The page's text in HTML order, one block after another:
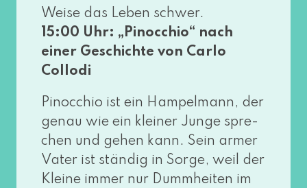
Weise das Leben schwer.
15:00 Uhr: „Pinocchio“ nach
einer Geschichte von Carlo
Collodi
Pinocchio ist ein Hampelmann, der
genau wie ein klei­ner Junge spre­
chen und gehen kann. Sein armer
Vater ist stän­dig in Sorge, weil der
Kleine immer nur Dummheiten im